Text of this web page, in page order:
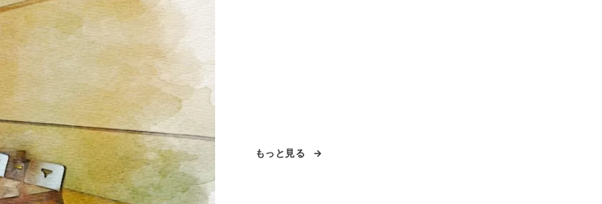
もっと見る